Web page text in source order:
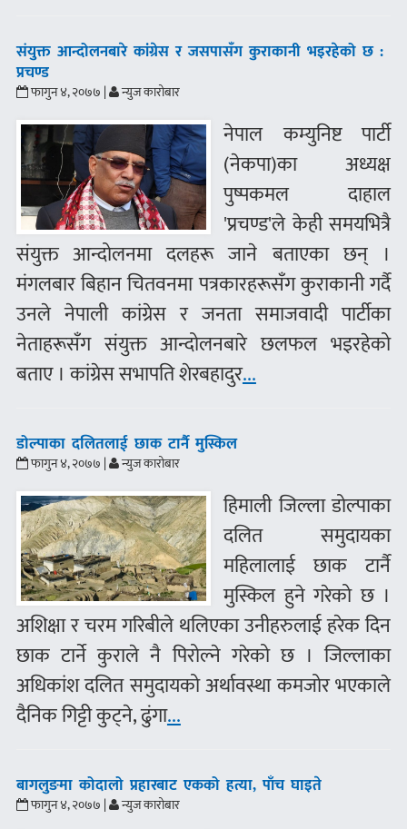
संयुक्त आन्दोलनबारे कांग्रेस र जसपासँग कुराकानी भइरहेको छ :
प्रचण्ड
फागुन ४, २०७७ | न्युज कारोबार
नेपाल कम्युनिष्ट पार्टी
(नेकपा)का अध्यक्ष
पुष्पकमल दाहाल
'प्रचण्ड'ले केही समयभित्रै
संयुक्त आन्दोलनमा दलहरू जाने बताएका छन् ।
मंगलबार बिहान चितवनमा पत्रकारहरूसँग कुराकानी गर्दै
उनले नेपाली कांग्रेस र जनता समाजवादी पार्टीका
नेताहरूसँग संयुक्त आन्दोलनबारे छलफल भइरहेको
बताए । कांग्रेस सभापति शेरबहादुर...
डोल्पाका दलितलाई छाक टार्नै मुस्किल
फागुन ४, २०७७ | न्युज कारोबार
हिमाली जिल्ला डोल्पाका
दलित समुदायका
महिलालाई छाक टार्नै
मुस्किल हुने गरेको छ ।
अशिक्षा र चरम गरिबीले थलिएका उनीहरुलाई हरेक दिन
छाक टार्ने कुराले नै पिरोल्ने गरेको छ । जिल्लाका
अधिकांश दलित समुदायको अर्थावस्था कमजोर भएकाले
दैनिक गिट्टी कुट्ने, ढुंगा...
बागलुङमा कोदालो प्रहारबाट एकको हत्या, पाँच घाइते
फागुन ४, २०७७ | न्युज कारोबार